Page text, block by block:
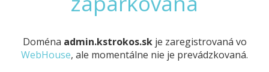
Doména admin.kstrokos.skje zaregistrovaná vo
WebHouse, ale momentálne nie je prevádzkovaná.